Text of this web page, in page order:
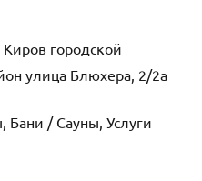
Киров городской
улица Блюхера, 2/2а
Бани / Сауны, Услуги